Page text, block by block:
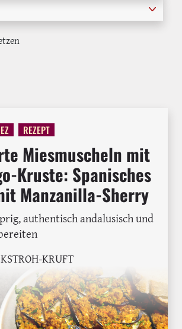
REZEPT
Miesmuscheln mit
Kruste: Spanisches
Manzanilla-Sherry
authentisch andalusisch und
KRUFT